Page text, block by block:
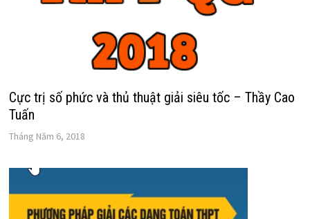
Cực trị số phức và thủ thuật giải siêu tốc – Thầy Cao
Tuấn
Tháng Năm 6, 2018